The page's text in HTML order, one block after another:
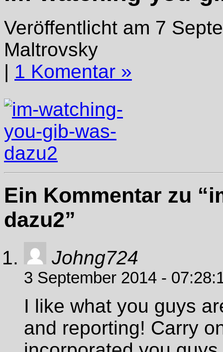
Veröffentlicht am 7
Maltrovsky
| 1 Komentar »
Ein Kommentar zu
dazu2”
Johng724
3 September 2014 -
I like what you guys
and reporting! Carry